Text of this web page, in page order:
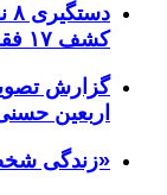
کشف ۱۷ فقره سرقت
گزارش
اربعین
«زندگی